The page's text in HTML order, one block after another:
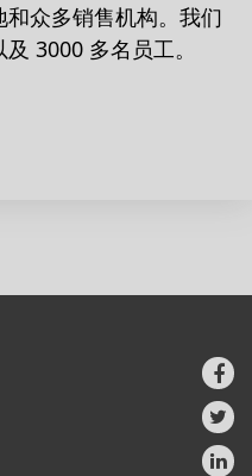
众多销售机构。我们
3000 多名员工。